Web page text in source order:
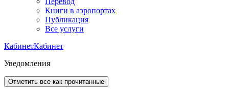
Книги в аэропортах
Публикация
Все услуги
КабинетКабинет
Уведомления
Отметить все как прочитанные